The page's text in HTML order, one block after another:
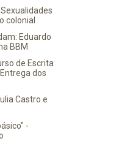
colonial
Eduardo
BBM
de Escrita
dos
Castro e
-